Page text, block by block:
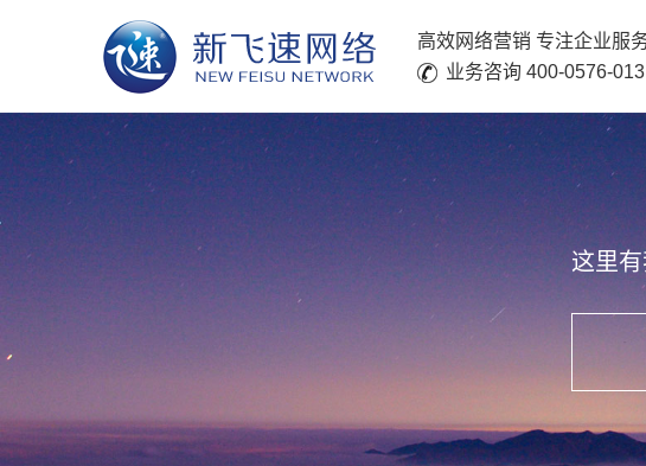
高效网络营销 专注企业服
业务咨询 400-0576-013
这里